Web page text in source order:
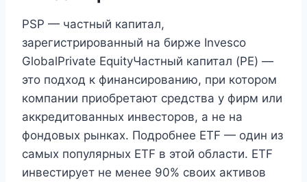
PSP — частный капитал,
зарегистрированный на бирже Invesco
GlobalPrivate EquityЧастный капитал (PE) —
это подход к финансированию, при котором
компании приобретают средства у фирм или
аккредитованных инвесторов, а не на
фондовых рынках. Подробнее ETF — один из
самых популярных ETF в этой области. ETF
инвестирует не менее 90% своих активов